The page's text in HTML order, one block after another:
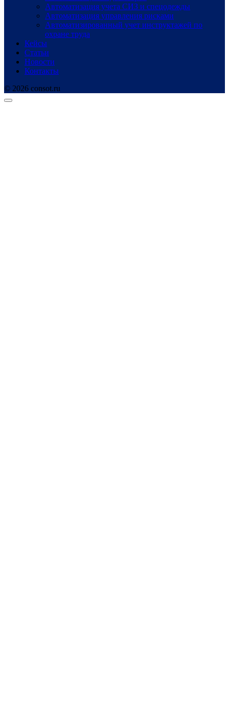
Автоматизация учета СИЗ и спецодежды
Автоматизация управления рисками
Автоматизированный учет инструктажей по
охране труда
Кейсы
Статьи
Новости
Контакты
© 2026 consot.ru